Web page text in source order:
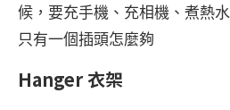
候，要充手機、充相機、煮熱
只有一個插頭怎麼夠
Hanger 衣架